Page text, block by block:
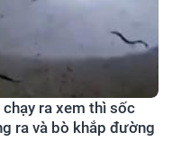
ra xem thì sốc
ra và bò khắp đường